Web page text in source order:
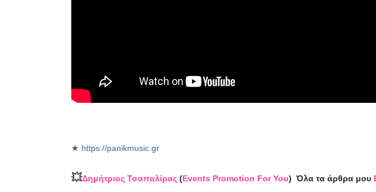
★ https://panikmusic.gr
💥Δημήτριος Τσαπαλίρας(Events Promotion For You) Όλα τα άρθρα μου